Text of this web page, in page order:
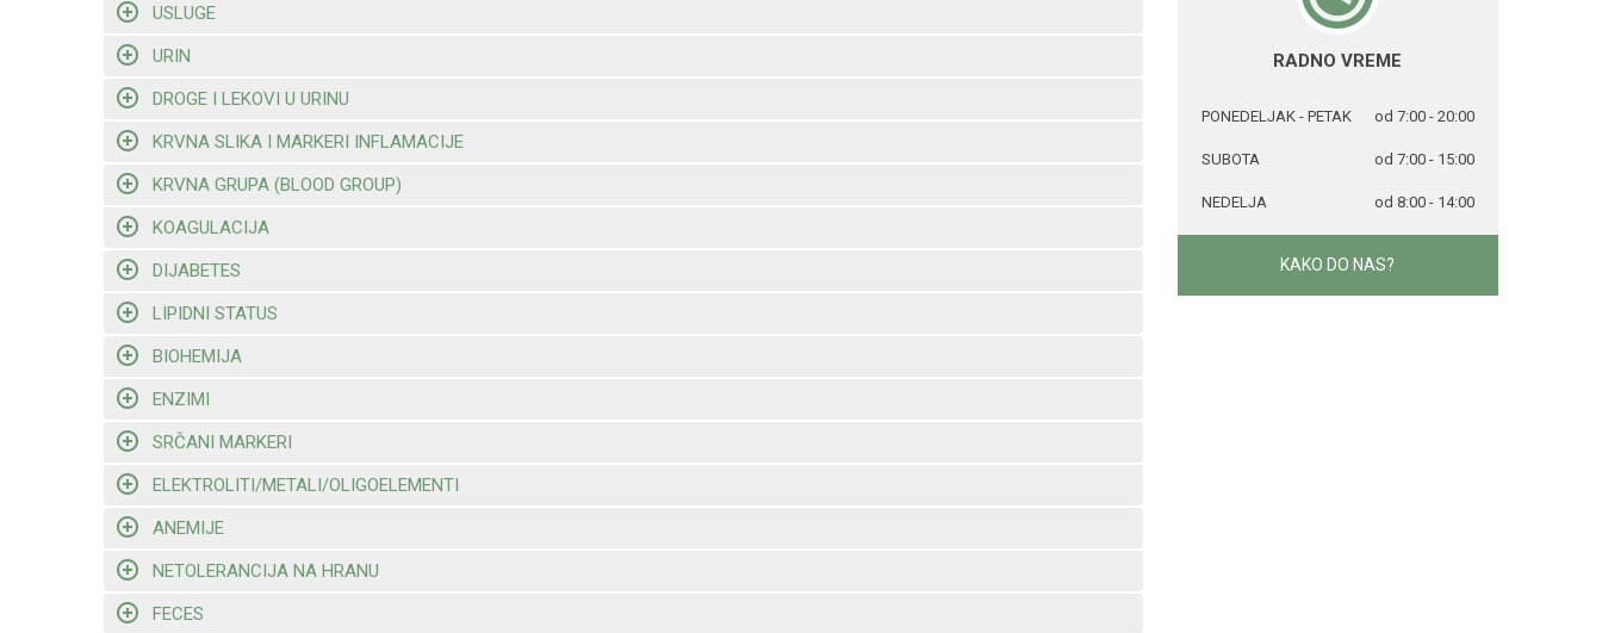
USLUGE
URIN
DROGE I LEKOVI U URINU
KRVNA SLIKA I MARKERI INFLAMACIJE
KRVNA GRUPA (BLOOD GROUP)
KOAGULACIJA
DIJABETES
LIPIDNI STATUS
BIOHEMIJA
ENZIMI
SRČANI MARKERI
ELEKTROLITI/METALI/OLIGOELEMENTI
ANEMIJE
NETOLERANCIJA NA HRANU
FECES
RADNO VREME
PONEDELJAK - PETAK od 7:00 - 20:00
SUBOTA od 7:00 - 15:00
NEDELJA od 8:00 - 14:00
KAKO DO NAS?